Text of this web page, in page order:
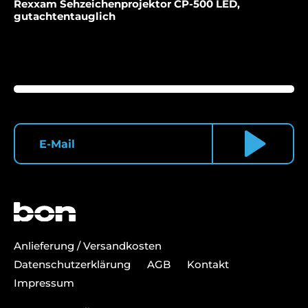
Rexxam Sehzeichenprojektor CP-500 LED,
gutachtentauglich
Anlieferung / Versandkosten
Datenschutzerklärung
AGB
Kontakt
Impressum